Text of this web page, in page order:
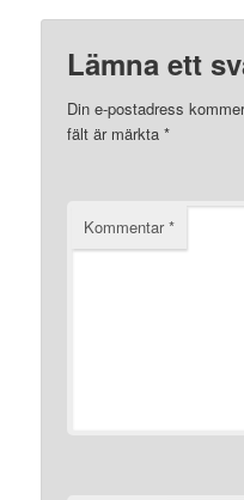
Lämna ett
Din e-postadress
fält är märkta*
Kommentar*